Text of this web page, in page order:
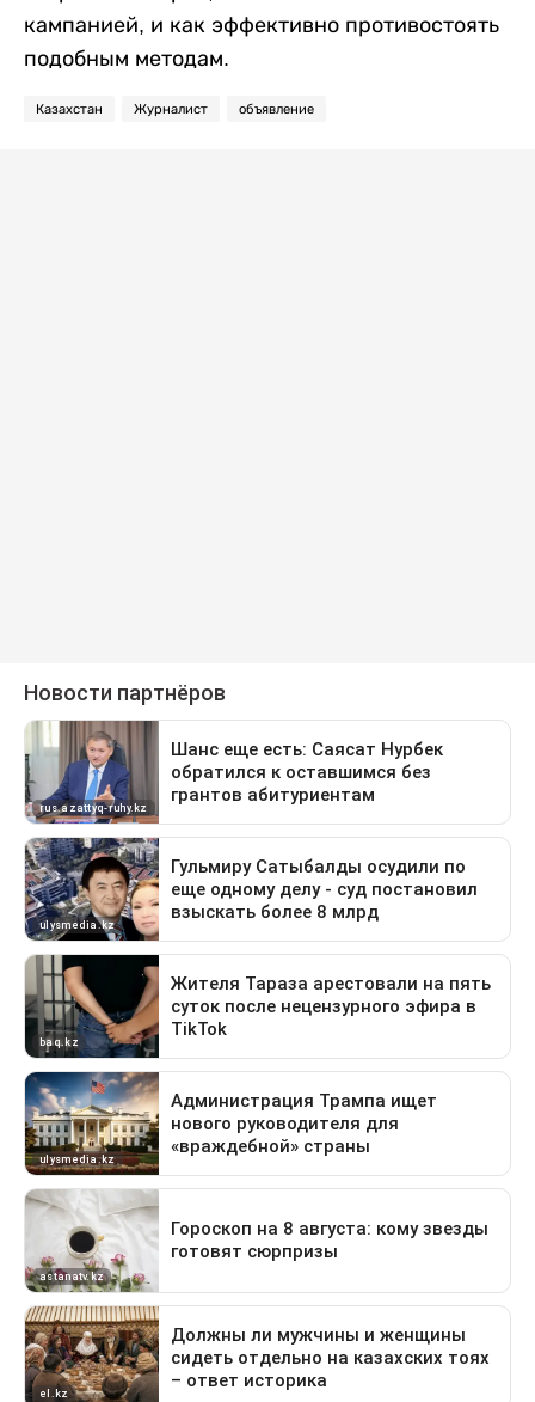
кампанией, и как эффективно противостоять
подобным методам.
Казахстан Журналист объявление